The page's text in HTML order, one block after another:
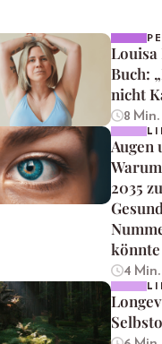
Buch:
nicht
8 Min.
Augen
2035
könnte
4 Min.